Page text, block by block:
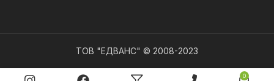
ТОВ "ЕДВАНС" © 2008-2023
0